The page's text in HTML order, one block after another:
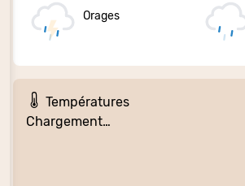
Orages
Températures
Chargement…